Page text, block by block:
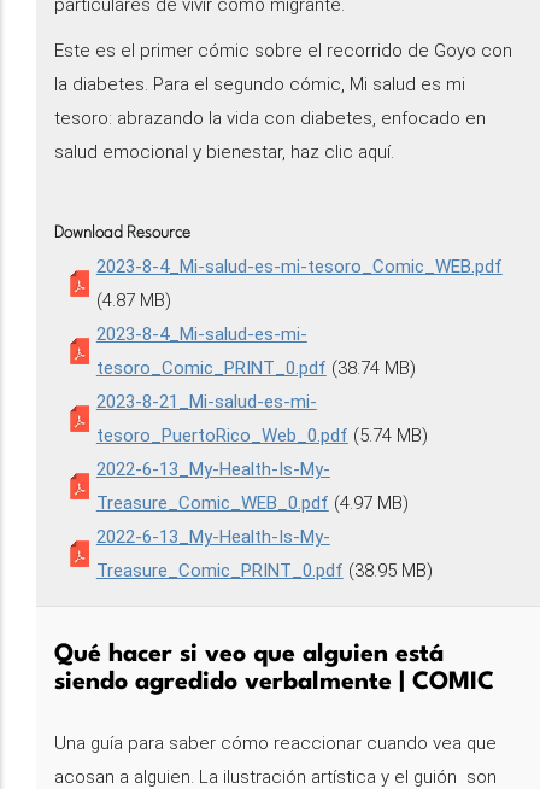
particulares de vivir como migrante.
Este es el primer cómic sobre el recorrido de Goyo con
la diabetes. Para el segundo cómic, Mi salud es mi
tesoro: abrazando la vida con diabetes, enfocado en
salud emocional y bienestar, haz clic aquí.
Download Resource
2023-8-4_Mi-salud-es-mi-tesoro_Comic_WEB.pdf
(4.87 MB)
2023-8-4_Mi-salud-es-mi-
tesoro_Comic_PRINT_0.pdf (38.74 MB)
2023-8-21_Mi-salud-es-mi-
tesoro_PuertoRico_Web_0.pdf (5.74 MB)
2022-6-13_My-Health-Is-My-
Treasure_Comic_WEB_0.pdf (4.97 MB)
2022-6-13_My-Health-Is-My-
Treasure_Comic_PRINT_0.pdf (38.95 MB)
Qué hacer si veo que alguien está
siendo agredido verbalmente | COMIC
Una guía para saber cómo reaccionar cuando vea que
acosan a alguien. La ilustración artística y el guión son